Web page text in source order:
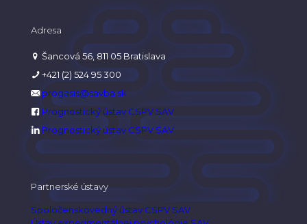
Adresa
Šancová 56, 811 05 Bratislava
+421 (2) 524 95 300
progasis@savba.sk
Prognostický ústav CSPV SAV
Prognostický ústav CSPV SAV
Partnerské ústavy
Spoločenskovedný ústav CSPV SAV